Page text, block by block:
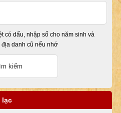
có dấu, nhập số cho năm sinh và
địa danh cũ nếu nhớ
lạc